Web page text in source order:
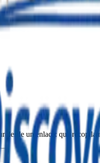
desde un enlace: qué